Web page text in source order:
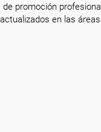
promoción
en las